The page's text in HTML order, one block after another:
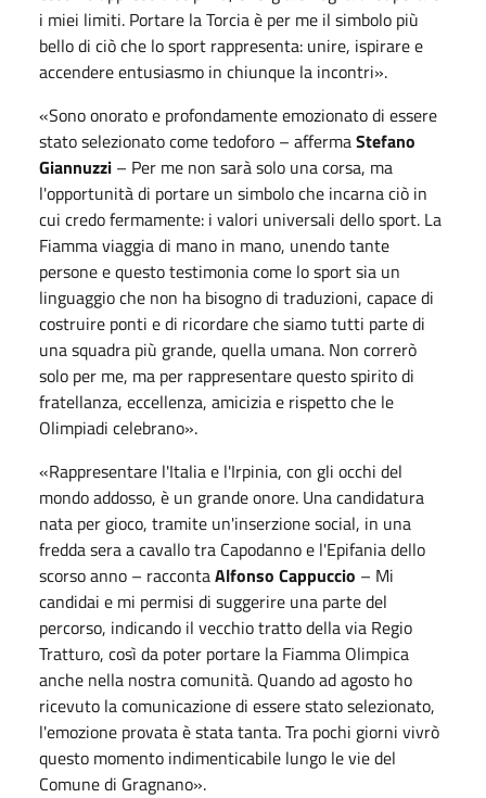
i miei limiti. Portare la Torcia è per me il simbolo più
bello di ciò che lo sport rappresenta: unire, ispirare e
accendere entusiasmo in chiunque la incontri».
«Sono onorato e profondamente emozionato di essere
stato selezionato come tedoforo – affermaStefano
Giannuzzi – Per me non sarà solo una corsa, ma
l'opportunità di portare un simbolo che incarna ciò in
cui credo fermamente: i valori universali dello sport. La
Fiamma viaggia di mano in mano, unendo tante
persone e questo testimonia come lo sport sia un
linguaggio che non ha bisogno di traduzioni, capace di
costruire ponti e di ricordare che siamo tutti parte di
una squadra più grande, quella umana. Non correrò
solo per me, ma per rappresentare questo spirito di
fratellanza, eccellenza, amicizia e rispetto che le
Olimpiadi celebrano».
«Rappresentare l'Italia e l'Irpinia, con gli occhi del
mondo addosso, è un grande onore. Una candidatura
nata per gioco, tramite un'inserzione social, in una
fredda sera a cavallo tra Capodanno e l'Epifania dello
scorso anno – raccontaAlfonso Cappuccio – Mi
candidai e mi permisi di suggerire una parte del
percorso, indicando il vecchio tratto della via Regio
Tratturo, così da poter portare la Fiamma Olimpica
anche nella nostra comunità. Quando ad agosto ho
ricevuto la comunicazione di essere stato selezionato,
l'emozione provata è stata tanta. Tra pochi giorni vivrò
questo momento indimenticabile lungo le vie del
Comune di Gragnano».